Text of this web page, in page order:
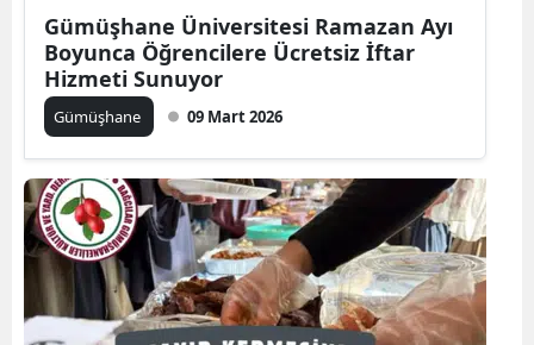
Muğla
Niğde
Ordu
Rize
Sakarya
Gümüşhane Üniversitesi Ramazan Ayı
Boyunca Öğrencilere Ücretsiz İftar
Hizmeti Sunuyor
Gümüşhane 09 Mart 2026